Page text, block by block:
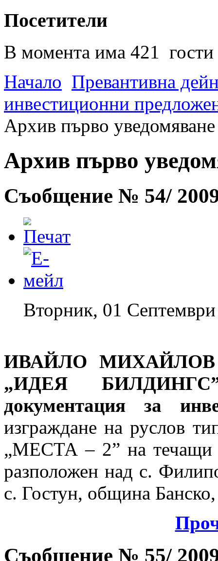
Посетители
В момента има 421 гости
Начало Превантивна
инвестиционни
Архив първо
Архив първо
Съобщение № 54/
Вторник, 01
ИВАЙЛО
„ИДЕЯ
документация за
изграждане на
„МЕСТА – 2” на течащи
разположен над с.
с. Гостун, община
Съобщение № 55/